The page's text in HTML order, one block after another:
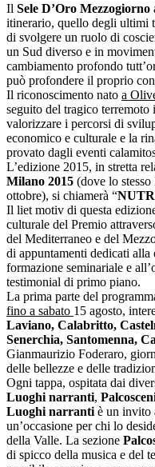
Il Sele D’Oro Mezzogiorno
itinerario, quello degli ultimi
di svolgere un ruolo di
un Sud diverso e in
cambiamento profondo
può profondere il proprio
Il riconoscimento nato a
seguito del tragico
valorizzare i percorsi di
economico e culturale e la
provato dagli eventi
L’edizione 2015, in stretta
Milano 2015 (dove lo
ottobre), si chiamerà “
Il liet motiv di questa
culturale del Premio
del Mediterraneo e del
di appuntamenti dedicati alla
formazione seminariale e
testimonial di primo piano.
La prima parte del
fino a sabato 15 agosto,
Laviano, Calabritto,
Senerchia, Santomenna,
Gianmaurizio Foderaro,
delle bellezze e delle
Ogni tappa, ospitata dai
Luoghi narranti,
Luoghi narranti è un invito
un’occasione per chi lo
della Valle. La sezione
di spicco della musica e del